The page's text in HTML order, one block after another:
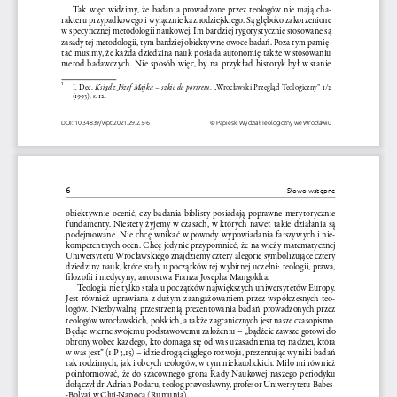
© Papieski Wydział Teologiczny we Wrocławiu
DOI: 10.34839/wpt.2021.29.2.5-6
Tak  więc  widzimy,  że  badania  prowadzone  przez  teologów  nie  mają  cha-
rakteru przypadkowego i wyłącznie kaznodziejskiego. Są głęboko zakorzenione
w specyficznej metodologii naukowej. Im bardziej rygorystycznie stosowane są
zasady tej metodologii, tym bardziej obiektywne owoce badań. Poza tym pamię-
tać musimy, że każda dziedzina nauk posiada autonomię także w stosowaniu
metod  badawczych.  Nie  sposób  więc,  by  na  przykład  historyk  był  w stanie
1 I.  Dec, Ksiądz  Józef  Majka  –  szkic  do  portretu ,  „Wrocławski  Przegląd  Teologiczny”  1/2
(1993), s. 12.
6 Słowo wstępne
obiektywnie  ocenić,  czy  badania  biblisty  posiadają  poprawne  merytorycznie
fundamenty.  Niestety  żyjemy  w czasach,  w których  nawet  takie  działania  są
podejmowane.  Nie  chcę  wnikać  w powody  wypowiadania  fałszywych  i nie-
kompetentnych ocen. Chcę jedynie przypomnieć, że na wieży matematycznej
Uniwersytetu Wrocławskiego znajdziemy cztery alegorie symbolizujące cztery
dziedziny nauk, które stały u początków tej wybitnej uczelni: teologii, prawa,
filozofii i medycyny, autorstwa Franza Josepha Mangoldta.
Teologia nie tylko stała u początków największych uniwersytetów Europy.
Jest  również  uprawiana  z dużym  zaangażowaniem  przez  współczesnych  teo-
logów.  Niezbywalną  przestrzenią  prezentowania  badań  prowadzonych  przez
teologów wrocławskich, polskich, a także zagranicznych jest nasze czasopismo.
Będąc wierne swojemu podstawowemu założeniu – „bądźcie zawsze gotowi do
obrony wobec każdego, kto domaga się od was uzasadnienia tej nadziei, która
w was jest” (1 P 3,15) – idzie drogą ciągłego rozwoju, prezentując wyniki badań
tak rodzimych, jak i obcych teologów, w tym niekatolickich. Miło mi również
poinformować,  że  do  szacownego  grona  Rady  Naukowej  naszego  periodyku
dołączył dr Adrian Podaru, teolog prawosławny, profesor Uniwersytetu Babeș-
-Bolyai w Cluj-Napoca (Rumunia).